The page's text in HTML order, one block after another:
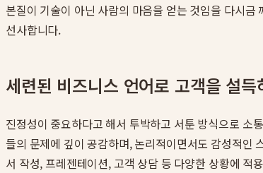
본질이 기술이 아닌 사람의 마음을 얻는 것임을 다시
선사합니다.
세련된 비즈니스 언어로 고객을 설득
진정성이 중요하다고 해서 투박하고 서툰 방식으로 소
들의 문제에 깊이 공감하며, 논리적이면서도 감성적인
서 작성, 프레젠테이션, 고객 상담 등 다양한 상황에 적